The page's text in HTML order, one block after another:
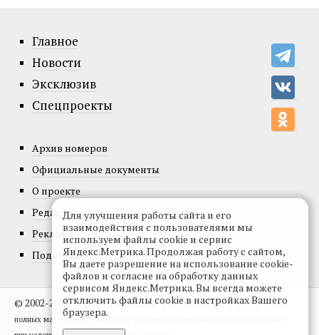
Главное
Новости
Эксклюзив
Спецпроекты
Архив номеров
Официальные документы
О проекте
Редакция
Реклама
Подписка
© 2002-2026, Все права защищены.Копирование и использование
полных материалов запрещено, частичное цитирование возможно только
Для улучшения работы сайта и его
взаимодействия с пользователями мы
используем файлы cookie и сервис
Яндекс.Метрика. Продолжая работу с сайтом,
Вы даете разрешение на использование cookie-
файлов и согласие на обработку данных
сервисом Яндекс.Метрика. Вы всегда можете
отключить файлы cookie в настройках Вашего
браузера.